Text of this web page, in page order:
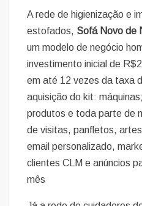
A rede de higienização e
estofados, Sofá Novo de
um modelo de negócio
investimento inicial de
em até 12 vezes da taxa
aquisição do kit:
produtos e toda parte de
de visitas, panfletos,
email personalizado,
clientes CLM e anúncios
mês